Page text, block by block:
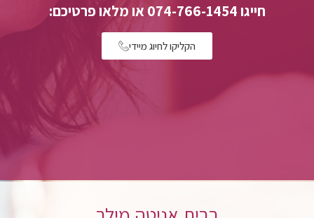
חייגו 074-766-1454 או מלאו פרטיכם:
הקליקו לחיוג מיידי